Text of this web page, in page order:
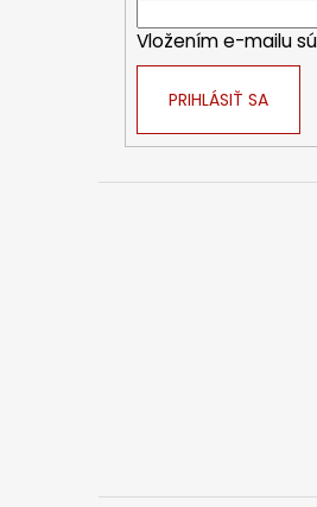
Vložením e-mailu
PRIHLÁSIŤ SA